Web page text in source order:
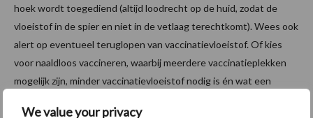
We value your privacy
hoek wordt toegediend (altijd loodrecht op de huid, zodat de
vloeistof in de spier en niet in de vetlaag terechtkomt). Wees ook
alert op eventueel teruglopen van vaccinatievloeistof. Of kies
voor naaldloos vaccineren, waarbij meerdere vaccinatieplekken
mogelijk zijn, minder vaccinatievloeistof nodig is én wat een